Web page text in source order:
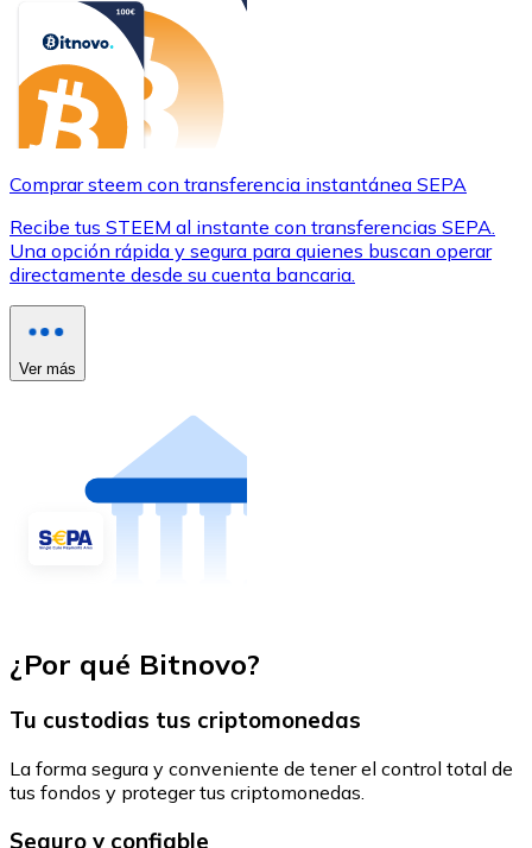
Comprar steem con transferencia instantánea SEPA
Recibe tus STEEM al instante con transferencias SEPA.
Una opción rápida y segura para quienes buscan operar
directamente desde su cuenta bancaria.
Ver más
¿Por qué Bitnovo?
Tu custodias tus criptomonedas
La forma segura y conveniente de tener el control total de
tus fondos y proteger tus criptomonedas.
Seguro y confiable